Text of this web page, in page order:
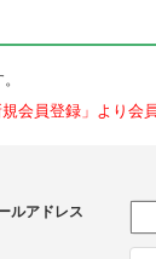
会員登録」より会
ルアドレス